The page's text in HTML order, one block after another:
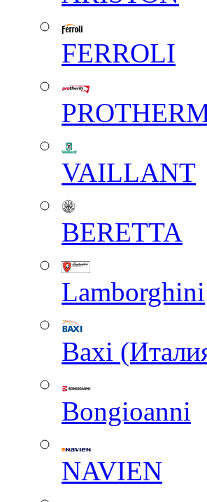
FERROLI
VAILLANT
BERETTA
Lamborghini
Baxi
Вongioanni
NAVIEN